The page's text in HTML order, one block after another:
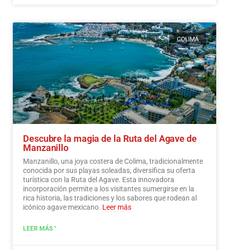
COLIMA
Descubre la magia de la Ruta del Agave de
Manzanillo
Manzanillo, una joya costera de Colima, tradicionalmente
conocida por sus playas soleadas, diversifica su oferta
turística con la Ruta del Agave. Esta innovadora
incorporación permite a los visitantes sumergirse en la
rica historia, las tradiciones y los sabores que rodean al
icónico agave mexicano. Leer más
LEER MÁS "